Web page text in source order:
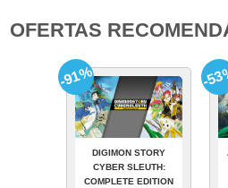
OFERTAS
DIGIMON STORY
CYBER SLEUTH:
COMPLETE EDITION
-91% -